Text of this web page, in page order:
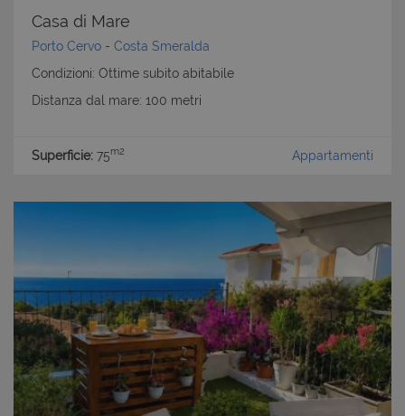
Casa di Mare
Porto Cervo - Costa Smeralda
Condizioni: Ottime subito abitabile
Distanza dal mare: 100 metri
Superficie: 75m2 Appartamenti